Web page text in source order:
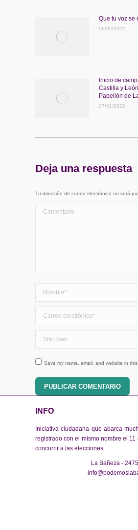
Que tu voz se
06/02/2022
Inicio de
Castilla y
Pabellón de
27/01/2022
Deja una respuesta
Tu dirección de correo electrónico no será
Comentario
Save my name, email, and website in
PUBLICAR COMENTARIO
INFO
Iniciativa ciudadana que abarca
registrado con el mismo nombre el
concurrir a las elecciones.
La Bañeza -